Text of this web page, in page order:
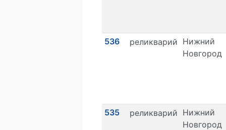
536 реликварий Нижний
Новгород
535 реликварий Нижний
Новгород